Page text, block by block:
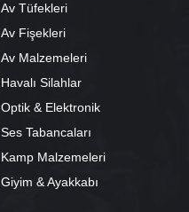
Av Tüfekleri
Av Fişekleri
Av Malzemeleri
Havalı Silahlar
Optik & Elektronik
Ses Tabancaları
Kamp Malzemeleri
Giyim & Ayakkabı